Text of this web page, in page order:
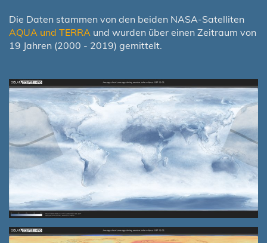
Die Daten stammen von den beiden NASA-Satelliten
AQUA und TERRA und wurden über einen Zeitraum von
19 Jahren (2000 - 2019) gemittelt.